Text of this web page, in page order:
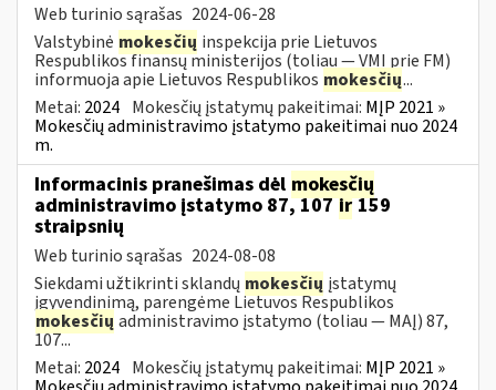
Web turinio sąrašas 2024-06-28
Valstybinė mokesčių inspekcija prie Lietuvos
Respublikos finansų ministerijos (toliau — VMI prie FM)
informuoja apie Lietuvos Respublikos mokesčių...
Metai: 2024 Mokesčių įstatymų pakeitimai: MĮP 2021 »
Mokesčių administravimo įstatymo pakeitimai nuo 2024
m.
Informacinis pranešimas dėl mokesčių
administravimo įstatymo 87, 107ir159
straipsnių
Web turinio sąrašas 2024-08-08
Siekdami užtikrinti sklandų mokesčių įstatymų
įgyvendinimą, parengėme Lietuvos Respublikos
mokesčių administravimo įstatymo (toliau — MAĮ) 87,
107...
Metai: 2024 Mokesčių įstatymų pakeitimai: MĮP 2021 »